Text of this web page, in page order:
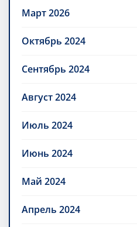
Март 2026
Октябрь 2024
Сентябрь 2024
Август 2024
Июль 2024
Июнь 2024
Май 2024
Апрель 2024